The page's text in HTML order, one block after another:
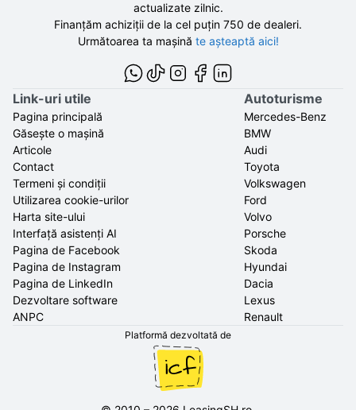
actualizate zilnic.
Finanțăm achiziții de la cel puțin 750 de dealeri.
Următoarea ta mașină te așteaptă aici!
Link-uri utile
Pagina principală
Găsește o mașină
Articole
Contact
Termeni și condiții
Utilizarea cookie-urilor
Harta site-ului
Interfață asistenți AI
Pagina de Facebook
Pagina de Instagram
Pagina de LinkedIn
Dezvoltare software
ANPC
Autoturisme
Mercedes-Benz
BMW
Audi
Toyota
Volkswagen
Ford
Volvo
Porsche
Skoda
Hyundai
Dacia
Lexus
Renault
Platformă dezvoltată de